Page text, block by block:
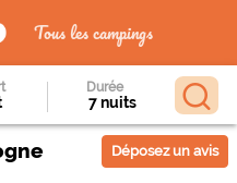
Tous les campings
Durée
Déposez un avis